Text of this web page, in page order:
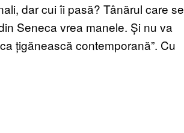
dar cui îi pasă? Tânărul care se
Seneca vrea manele. Și nu va
țigănească contemporană”. Cu